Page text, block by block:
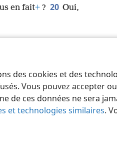
des cookies et des
Vous pouvez accepter
de ces données ne sera
et technologies similaires.
en fait+ ? 20 Oui,
d’utilisation Règles de